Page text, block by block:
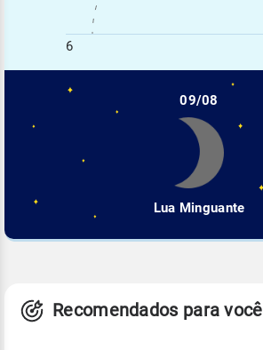
6
09/08
Lua Minguante
Recomendados para você